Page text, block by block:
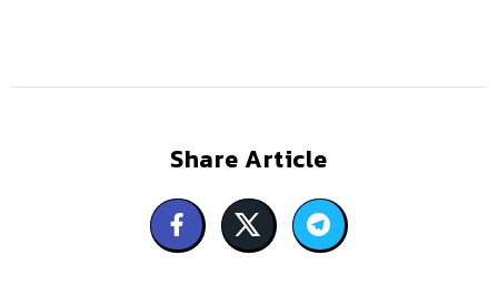
Share Article